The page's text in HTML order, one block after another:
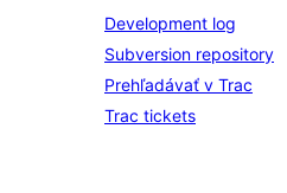
Development log
Subversion repository
Prehľadávať v Trac
Trac tickets